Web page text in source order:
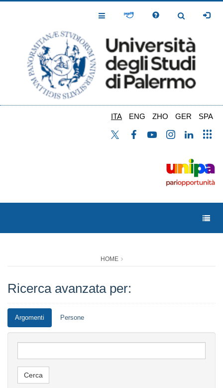
Toggle
Toggle
ITA ENG ZHO GER SPA
HOME
Ricerca avanzata per:
Argomenti Persone